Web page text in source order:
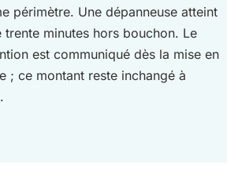
périmètre. Une dépanneuse atteint
trente minutes hors bouchon. Le
est communiqué dès la mise en
; ce montant reste inchangé à